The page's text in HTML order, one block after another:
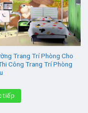
Trang Trí Phòng Cho
Công Trang Trí Phòng
tiếp